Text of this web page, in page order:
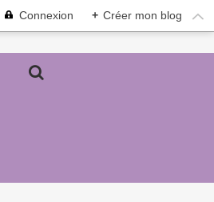
Connexion + Créer mon blog